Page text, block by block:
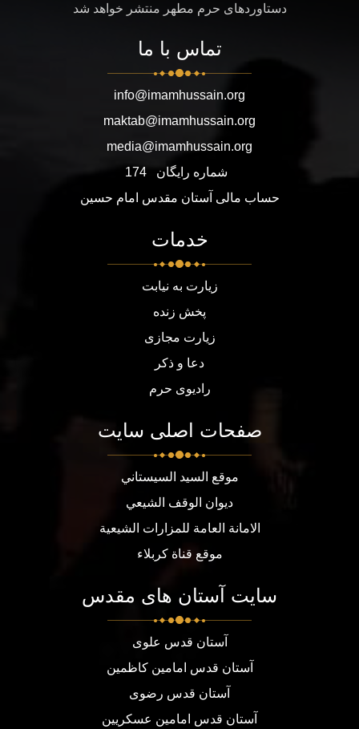
دستاوردهای حرم مطهر منتشر خواهد شد
تماس با ما
info@imamhussain.org
maktab@imamhussain.org
media@imamhussain.org
شماره رایگان
174
حساب مالی آستان مقدس امام حسین
خدمات
زیارت به نیابت
پخش زنده
زیارت مجازی
دعا و ذکر
رادیوی حرم
صفحات اصلی سایت
موقع السيد السيستاني
ديوان الوقف الشيعي
الامانة العامة للمزارات الشيعية
موقع قناة كربلاء
سایت آستان های مقدس
آستان قدس علوی
آستان قدس امامین کاظمین
آستان قدس رضوی
آستان قدس امامین عسکریین